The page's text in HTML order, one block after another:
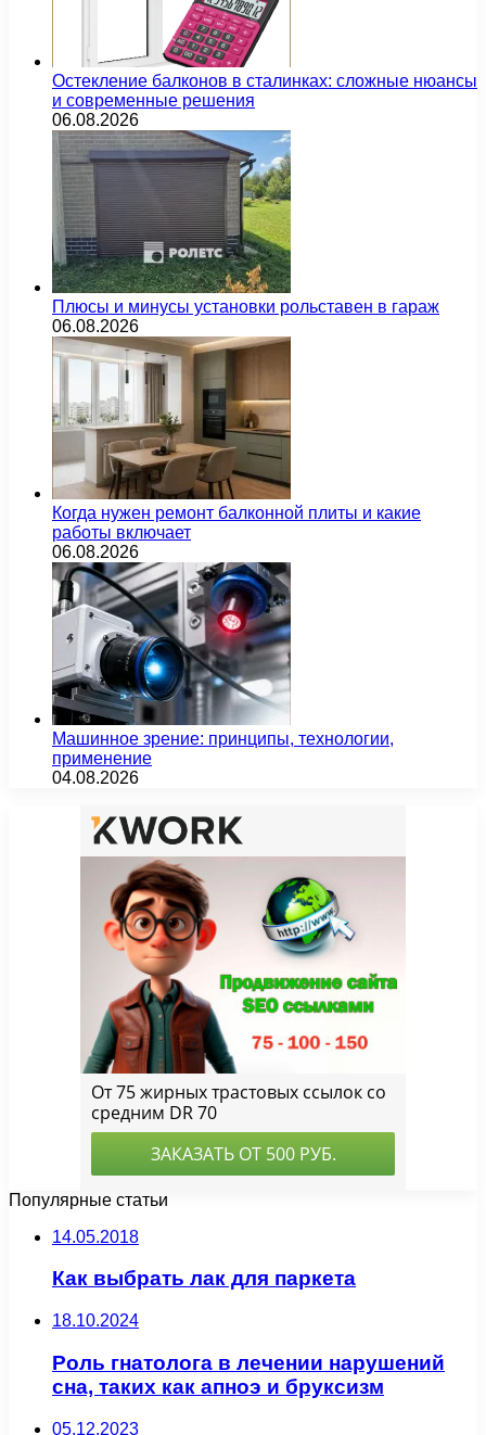
Остекление балконов в сталинках: сложные нюансы
и современные решения
06.08.2026
Плюсы и минусы установки рольставен в гараж
06.08.2026
Когда нужен ремонт балконной плиты и какие
работы включает
06.08.2026
Машинное зрение: принципы, технологии,
применение
04.08.2026
Популярные статьи
14.05.2018
Как выбрать лак для паркета
18.10.2024
Роль гнатолога в лечении нарушений
сна, таких как апноэ и бруксизм
05.12.2023